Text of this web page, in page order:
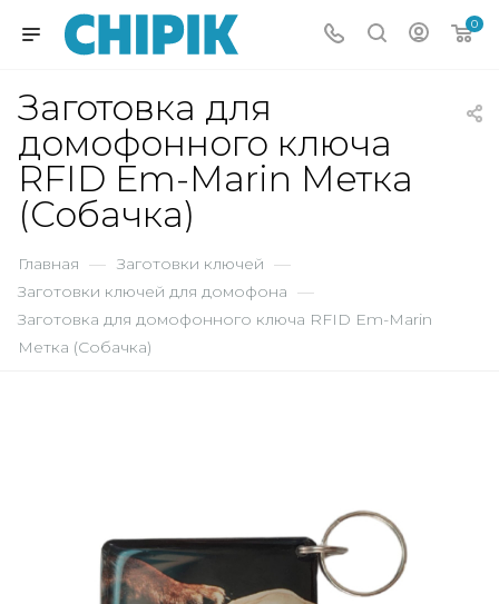
0
Заготовка для
домофонного ключа
RFID Em-Marin Метка
(Собачка)
Главная — Заготовки ключей —
Заготовки ключей для домофона —
Заготовка для домофонного ключа RFID Em-Marin
Метка (Собачка)